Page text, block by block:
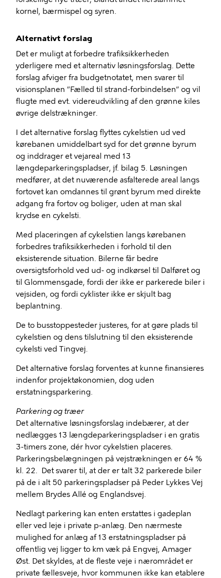
kornel, bærmispel og syren.
Alternativt forslag
Det er muligt at forbedre trafiksikkerheden
yderligere med et alternativ løsningsforslag. Dette
forslag afviger fra budgetnotatet, men svarer til
visionsplanen ”Fælled til strand-forbindelsen” og vil
flugte med evt. videreudvikling af den grønne kiles
øvrige delstrækninger.
I det alternative forslag flyttes cykelstien ud ved
kørebanen umiddelbart syd for det grønne byrum
og inddrager et vejareal med 13
længdeparkeringspladser, jf. bilag 5. Løsningen
medfører, at det nuværende asfalterede areal langs
fortovet kan omdannes til grønt byrum med direkte
adgang fra fortov og boliger, uden at man skal
krydse en cykelsti.
Med placeringen af cykelstien langs kørebanen
forbedres trafiksikkerheden i forhold til den
eksisterende situation. Bilerne får bedre
oversigtsforhold ved ud- og indkørsel til Dalføret og
til Glommensgade, fordi der ikke er parkerede biler i
vejsiden, og fordi cyklister ikke er skjult bag
beplantning.
De to busstoppesteder justeres, for at gøre plads til
cykelstien og dens tilslutning til den eksisterende
cykelsti ved Tingvej.
Det alternative forslag forventes at kunne finansieres
indenfor projektøkonomien, dog uden
erstatningsparkering.
Parkering og træer
Det alternative løsningsforslag indebærer, at der
nedlægges 13 længdeparkeringspladser i en gratis
3-timers zone, dér hvor cykelstien placeres.
Parkeringsbelægningen på vejstrækningen er 64 %
kl. 22. Det svarer til, at der er talt 32 parkerede biler
på de i alt 50 parkeringspladser på Peder Lykkes Vej
mellem Brydes Allé og Englandsvej.
Nedlagt parkering kan enten erstattes i gadeplan
eller ved leje i private p-anlæg. Den nærmeste
mulighed for anlæg af 13 erstatningspladser på
offentlig vej ligger to km væk på Engvej, Amager
Øst. Det skyldes, at de fleste veje i nærområdet er
private fællesveje, hvor kommunen ikke kan etablere